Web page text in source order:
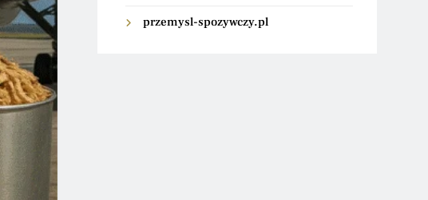
przemysl-spozywczy.pl